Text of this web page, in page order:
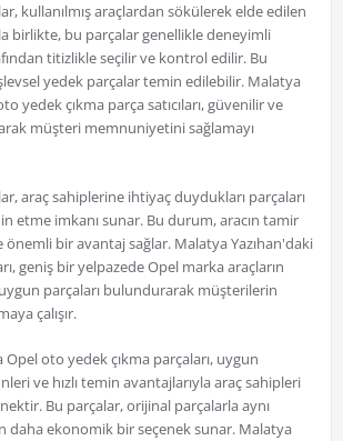
kullanılmış araçlardan sökülerek elde edilen
birlikte, bu parçalar genellikle deneyimli
titizlikle seçilir ve kontrol edilir. Bu
yedek parçalar temin edilebilir. Malatya
yedek çıkma parça satıcıları, güvenilir ve
müşteri memnuniyetini sağlamayı
araç sahiplerine ihtiyaç duydukları parçaları
etme imkanı sunar. Bu durum, aracın tamir
önemli bir avantaj sağlar. Malatya Yazıhan'daki
geniş bir yelpazede Opel marka araçların
parçaları bulundurarak müşterilerin
çalışır.
Opel oto yedek çıkma parçaları, uygun
ve hızlı temin avantajlarıyla araç sahipleri
Bu parçalar, orijinal parçalarla aynı
daha ekonomik bir seçenek sunar. Malatya